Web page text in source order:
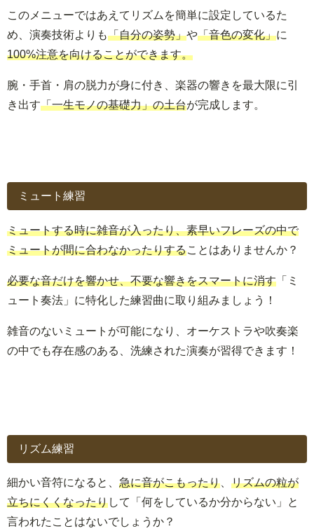
このメニューではあえてリズムを簡単に設定しているた
め、演奏技術よりも「自分の姿勢」や「音色の変化」に
100%注意を向けることができます。
腕・手首・肩の脱力が身に付き、楽器の響きを最大限に引
き出す「一生モノの基礎力」の土台が完成します。
ミュート練習
ミュートする時に雑音が入ったり、素早いフレーズの中で
ミュートが間に合わなかったりすることはありませんか？
必要な音だけを響かせ、不要な響きをスマートに消す 「ミ
ュート奏法」に特化した練習曲に取り組みましょう！
雑音のないミュートが可能になり、オーケストラや吹奏楽
の中でも存在感のある、洗練された演奏が習得できます！
リズム練習
細かい音符になると、 急に音がこもったり
リズムの粒が
立ちにくくなったりして「何をしているか分からない」と
言われたことはないでしょうか？